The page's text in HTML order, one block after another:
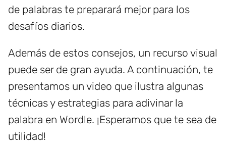
de palabras te preparará mejor para los
desafíos diarios.
Además de estos consejos, un recurso visual
puede ser de gran ayuda. A continuación, te
presentamos un video que ilustra algunas
técnicas y estrategias para adivinar la
palabra en Wordle. ¡Esperamos que te sea de
utilidad!